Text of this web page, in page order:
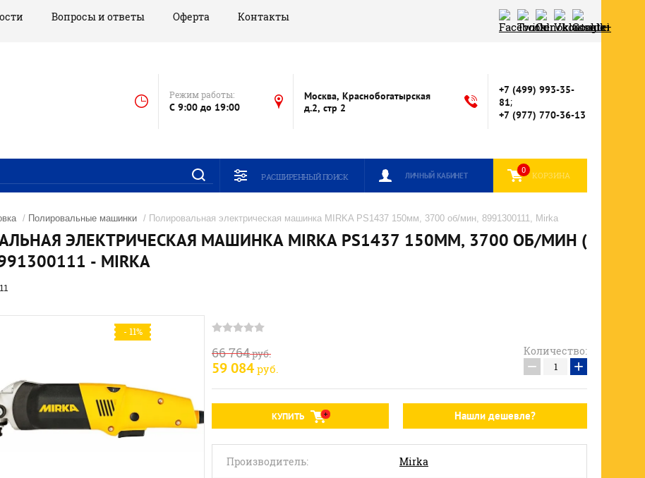
Вопросы и ответы Оферта Контакты
Режим работы:
C 9:00 до 19:00
Москва, Краснобогатырская
д.2, стр 2
+7 (499) 993-35-
81;
+7 (977) 770-36-13
КОРЗИНА
0
ЛИЧНЫЙ КАБИНЕТ
РАСШИРЕННЫЙ ПОИСК
/ Полировальные машинки / Полировальная электрическая машинка MIRKA PS1437 150мм, 3700 об/мин, 8991300111, Mirka
ЭЛЕКТРИЧЕСКАЯ МАШИНКА MIRKA PS1437 150ММ, 3700 ОБ/МИН (
- MIRKA
- 11%
66 764руб.
59 084 руб.
Количество:
− +
КУПИТЬ Нашли дешевле?
Производитель: Mirka